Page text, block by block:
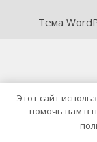
Тема
Этот сайт
помочь вам в